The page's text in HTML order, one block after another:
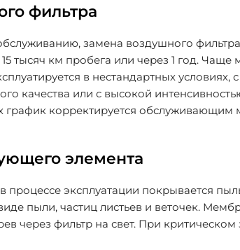
фильтра
замена воздушного
км пробега или через 1 год. Чаще
в нестандартных условиях,
качества или с высокой
график корректируется обслуживающим
элемента
процессе эксплуатации покрывается
пыли, частиц листьев и веточек.
через фильтр на свет. При критическом